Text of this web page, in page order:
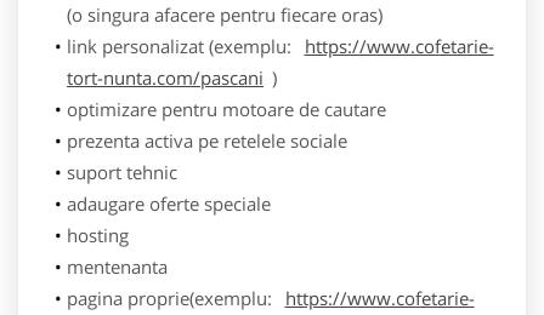
(o singura afacere pentru fiecare oras)
link personalizat (exemplu:
https://www.cofetarie-
tort-nunta.com/pascani )
optimizare pentru motoare de cautare
prezenta activa pe retelele sociale
suport tehnic
adaugare oferte speciale
hosting
mentenanta
pagina proprie(exemplu:
https://www.cofetarie-